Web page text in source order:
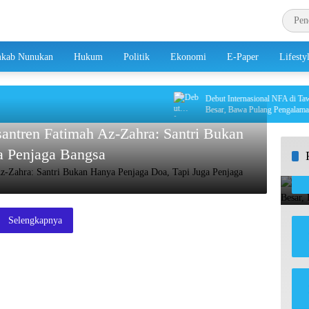
Nunukan Hukum Politik Ekonomi E-Paper
Debut Internasional NFA di Tawau
Besar, Bawa Pulang Pengalaman
Fatimah Az-Zahra: Santri Bukan
Penjaga Bangsa
Selengkapnya